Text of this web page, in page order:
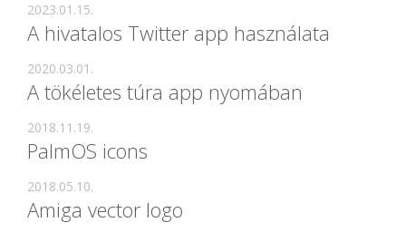
A hivatalos Twitter app használata
2023.01.15.
A tökéletes túra app nyomában
2020.03.01.
PalmOS icons
2018.11.19.
Amiga vector logo
2018.05.10.